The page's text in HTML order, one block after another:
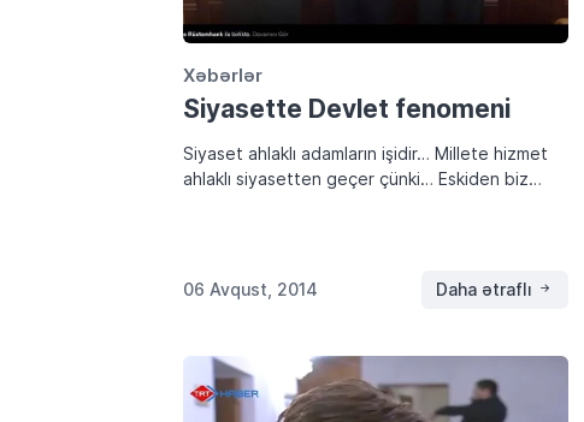
Xəbərlər
Siyasette Devlet fenomeni
Siyaset ahlaklı adamların işidir… Millete hizmet
ahlaklı siyasetten geçer çünki… Eskiden biz
öğrenirdik… Ne yazık […]
06 Avqust, 2014 Daha ətraflı